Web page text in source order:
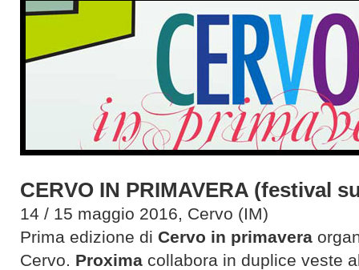
CERVO IN PRIMAVERA (festival
14 / 15 maggio 2016, Cervo (IM)
Prima edizione di Cervo in primavera
Cervo. Proxima collabora in duplice veste